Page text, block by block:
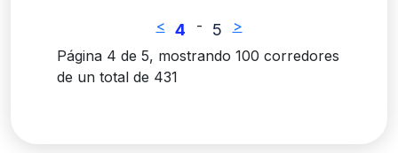
< 4 - 5
>
Página 4 de 5, mostrando 100 corredores
de un total de 431